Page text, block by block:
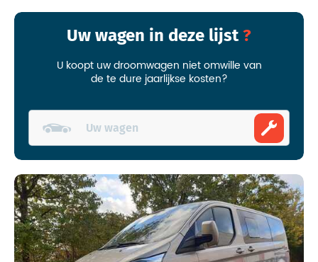
Uw wagen in deze lijst
U koopt uw droomwagen niet omwille van
de te dure jaarlijkse kosten?